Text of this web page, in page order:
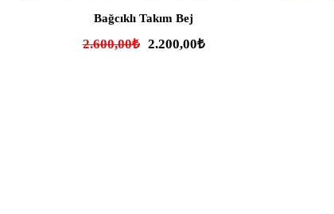
Bağcıklı Takım Bej
2.200,00₺
2.600,00₺